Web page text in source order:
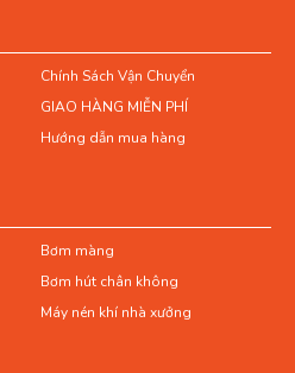
Chính Sách Vận Chuyển
GIAO HÀNG MIỄN PHÍ
Hướng dẫn mua hàng
Bơm màng
Bơm hút chân không
Máy nén khí nhà xưởng